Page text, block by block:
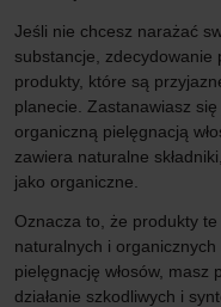
Jeśli nie chcesz narażać
substancje, zdecydowanie
produkty, które są
planecie. Zastanawiasz
organiczną pielęgnacją
zawiera naturalne
jako organiczne.
Oznacza to, że produkty
naturalnych i organicznych
pielęgnację włosów, masz
działanie szkodliwych i